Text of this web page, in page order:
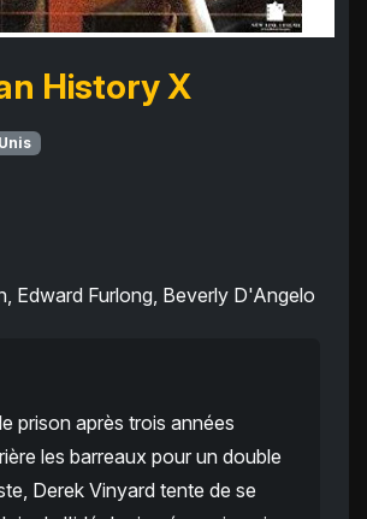
History X
Edward Furlong, Beverly D'Angelo
prison après trois années
les barreaux pour un double
Derek Vinyard tente de se